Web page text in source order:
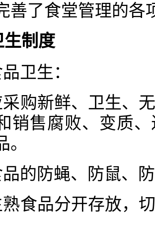
善了食堂管理的各
生制度
卫生：
购新鲜、卫生、
销售腐败、变质
的防蝇、防鼠、
食品分开存放，